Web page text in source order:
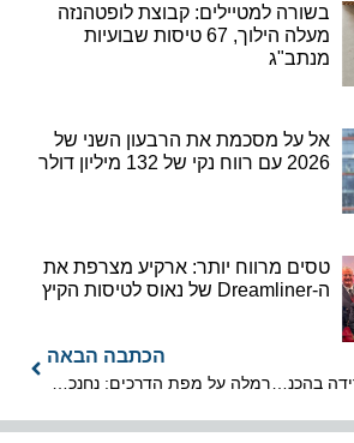
בשורה למטיילים: קבוצת לופטהנזה
מעלה הילוך, 67 טיסות שבועיות
מנתב"ג
אל על מסכמת את הרבעון השני של
2026 עם רווח נקי של 132 מיליון דולר
טסים מרווח יותר: ארקיע מצרפת את
ה-Dreamliner של נאוס לטיסות הקיץ
הכתבה הבאה